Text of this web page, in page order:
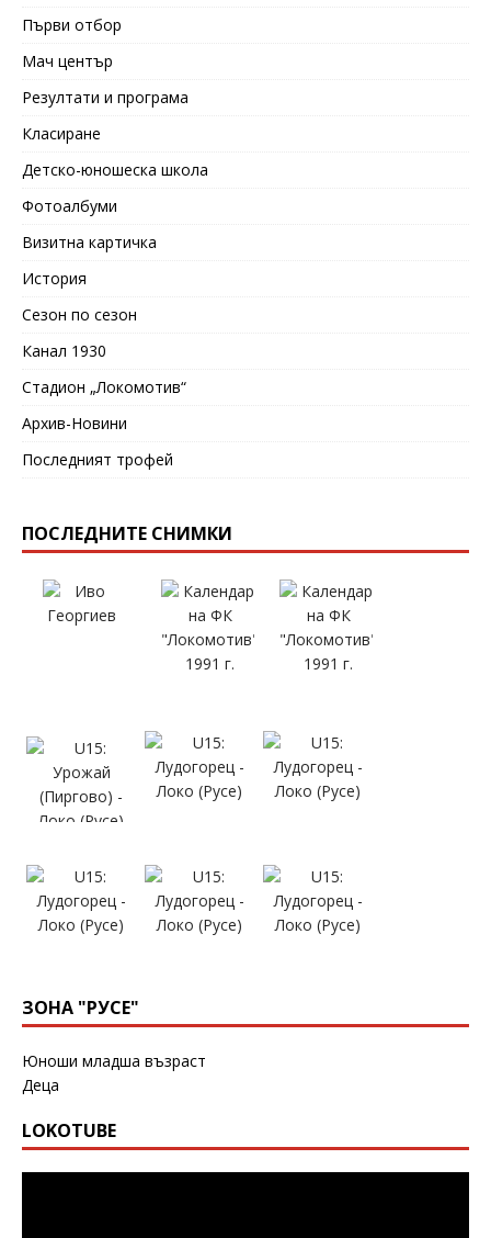
Първи отбор
Мач център
Резултати и програма
Класиране
Детско-юношеска школа
Фотоалбуми
Визитна картичка
История
Сезон по сезон
Канал 1930
Стадион „Локомотив“
Архив-Новини
Последният трофей
ПОСЛЕДНИТЕ СНИМКИ
ЗОНА "РУСЕ"
Юноши младша възраст
Деца
LOKOTUBE